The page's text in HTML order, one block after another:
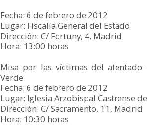
Fecha: 6 de febrero de 2012
Lugar: Fiscalía General del Estado
Dirección: C/ Fortuny, 4, Madrid
Hora: 13:00 horas
Misa por las víctimas del
Verde
Fecha: 6 de febrero de 2012
Lugar: Iglesia Arzobispal Castrense
Dirección: C/ Sacramento, 11, Madrid
Hora: 10:30 horas